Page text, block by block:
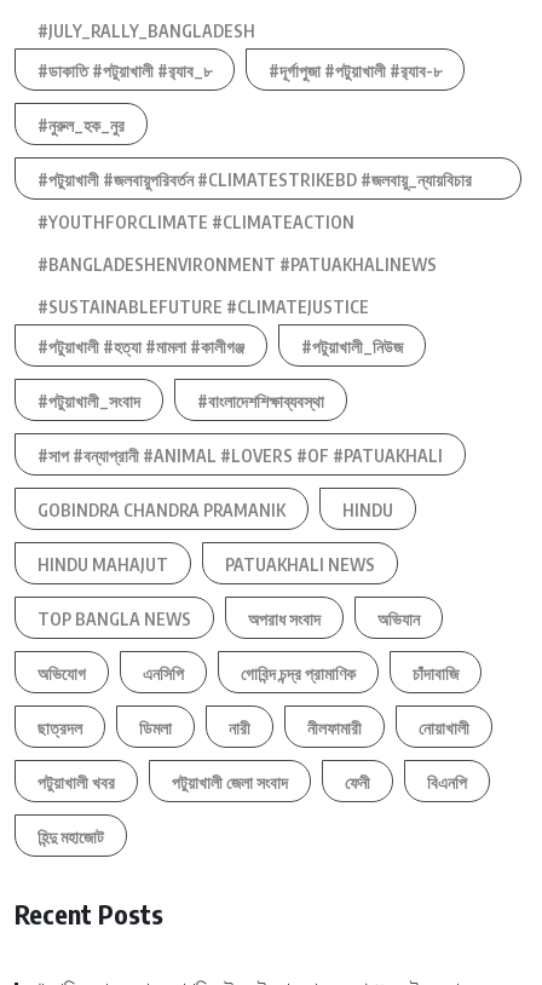
#JULY_RALLY_BANGLADESH
#ডাকাতি #পটুয়াখালী #র‍্যাব_৮
#দূর্গাপুজা #পটুয়াখালী #র‍্যাব-৮
#নুরুল_হক_নুর
#পটুয়াখালী #জলবায়ুপরিবর্তন #CLIMATESTRIKEBD #জলবায়ু_ন্যায়বিচার
#YOUTHFORCLIMATE #CLIMATEACTION
#BANGLADESHENVIRONMENT #PATUAKHALINEWS
#SUSTAINABLEFUTURE #CLIMATEJUSTICE
#পটুয়াখালী #হত্যা #মামলা #কালীগঞ্জ
#পটুয়াখালী_নিউজ
#পটুয়াখালী_সংবাদ #বাংলাদেশশিক্ষাব্যবস্থা
#সাপ #বন্যাপ্রানী #ANIMAL #LOVERS #OF #PATUAKHALI
GOBINDRA CHANDRA PRAMANIK HINDU
HINDU MAHAJUT PATUAKHALI NEWS
TOP BANGLA NEWS অপরাধ সংবাদ অভিযান
অভিযোগ এনসিপি গোবিন্দ চন্দ্র প্রামাণিক চাঁদাবাজি
ছাত্রদল ডিমলা নারী নীলফামারী নোয়াখালী
পটুয়াখালী খবর পটুয়াখালী জেলা সংবাদ ফেনী বিএনপি
হিন্দু মহাজোট
Recent Posts